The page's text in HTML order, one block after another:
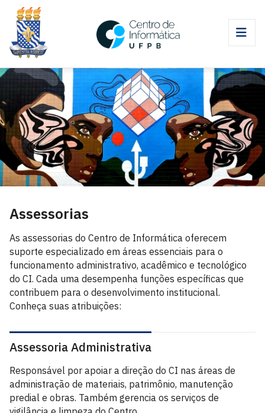
Assessorias
As assessorias do Centro de Informática oferecem
suporte especializado em áreas essenciais para o
funcionamento administrativo, acadêmico e tecnológico
do CI. Cada uma desempenha funções específicas que
contribuem para o desenvolvimento institucional.
Conheça suas atribuições:
Assessoria Administrativa
Responsável por apoiar a direção do CI nas áreas de
administração de materiais, patrimônio, manutenção
predial e obras. Também gerencia os serviços de